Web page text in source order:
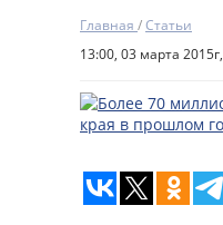
Главная /Статьи
13:00, 03 марта 2015г,